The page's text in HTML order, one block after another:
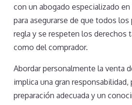
con un abogado especializado
para asegurarse de que todos
regla y se respeten los derechos
como del comprador.
Abordar personalmente la venta
implica una gran responsabilidad,
preparación adecuada y un